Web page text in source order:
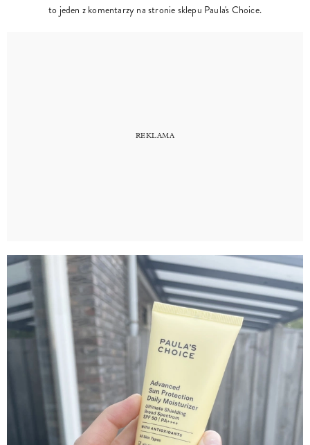
to jeden z komentarzy na stronie sklepu Paula's Choice.